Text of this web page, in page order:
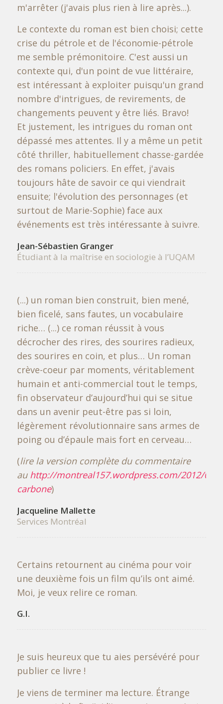
m'arrêter (j'avais plus rien à lire après...).
Le contexte du roman est bien choisi; cette
crise du pétrole et de l'économie-pétrole
me semble prémonitoire. C'est aussi un
contexte qui, d'un point de vue littéraire,
est intéressant à exploiter puisqu'un grand
nombre d'intrigues, de revirements, de
changements peuvent y être liés. Bravo!
Et justement, les intrigues du roman ont
dépassé mes attentes. Il y a même un petit
côté thriller, habituellement chasse-gardée
des romans policiers. En effet, j'avais
toujours hâte de savoir ce qui viendrait
ensuite; l'évolution des personnages (et
surtout de Marie-Sophie) face aux
événements est très intéressante à suivre.
Jean-Sébastien Granger
Étudiant à la maîtrise en sociologie à l’UQAM
(...) un roman bien construit, bien mené,
bien ficelé, sans fautes, un vocabulaire
riche… (...) ce roman réussit à vous
décrocher des rires, des sourires radieux,
des sourires en coin, et plus… Un roman
crève-coeur par moments, véritablement
humain et anti-commercial tout le temps,
fin observateur d’aujourd’hui qui se situe
dans un avenir peut-être pas si loin,
légèrement révolutionnaire sans armes de
poing ou d’épaule mais fort en cerveau…
(lire la version complète du commentaire
au http://montreal157.wordpress.com/2012/08/
carbone)
Jacqueline Mallette
Services Montréal
Certains retournent au cinéma pour voir
une deuxième fois un film qu’ils ont aimé.
Moi, je veux relire ce roman.
G.I.
Je suis heureux que tu aies persévéré pour
publier ce livre !
Je viens de terminer ma lecture. Étrange